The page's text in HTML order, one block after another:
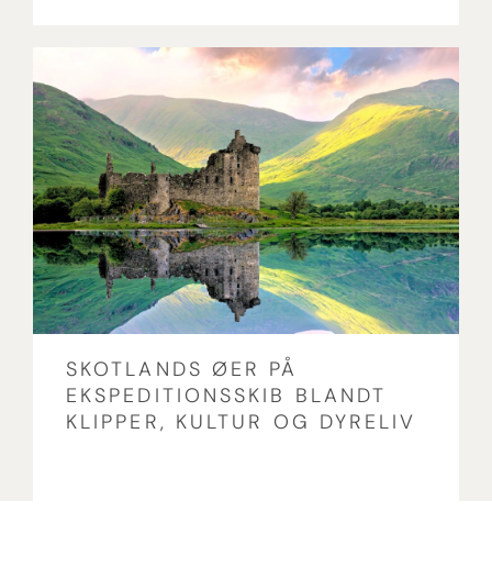
SKOTLANDS ØER PÅ
EKSPEDITIONSSKIB BLANDT
KLIPPER, KULTUR OG DYRELIV